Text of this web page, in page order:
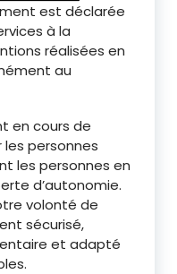
est déclarée
à la
réalisées en
au
en cours de
personnes
les personnes en
d’autonomie.
volonté de
sécurisé,
et adapté